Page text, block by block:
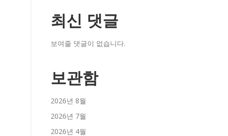
최신 댓글
보여줄 댓글이 없습니다.
보관함
2026년 8월
2026년 7월
2026년 4월